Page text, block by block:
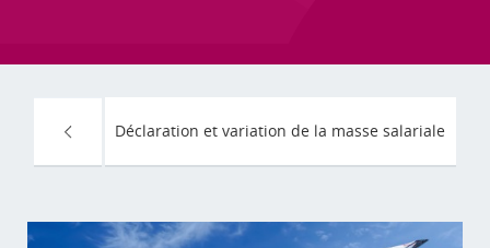
Déclaration et variation de la masse salariale